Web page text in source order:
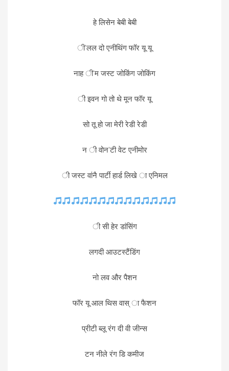
हे लिसेन बेबी बेबी
ी’लल दो एनीथिंग फॉर यू यू
नाह ी’म जस्ट जोकिंग जोकिंग
ी इवन गो तो थे मून फॉर यू
सो तू हो जा मेरी रेडी रेडी
न ी वोन’टी वेट एनीमोर
ी जस्ट वांनै पार्टी हार्ड लिखे ा एनिमल
ी सी हेर डांसिंग
लगदी आउटस्टैंडिंग
नो लव और पैशन
फॉर यू आल थिस वास् ा फैशन
प्रीटी ब्लू रंग दी वी जीन्स
टन नीले रंग डि कमीज